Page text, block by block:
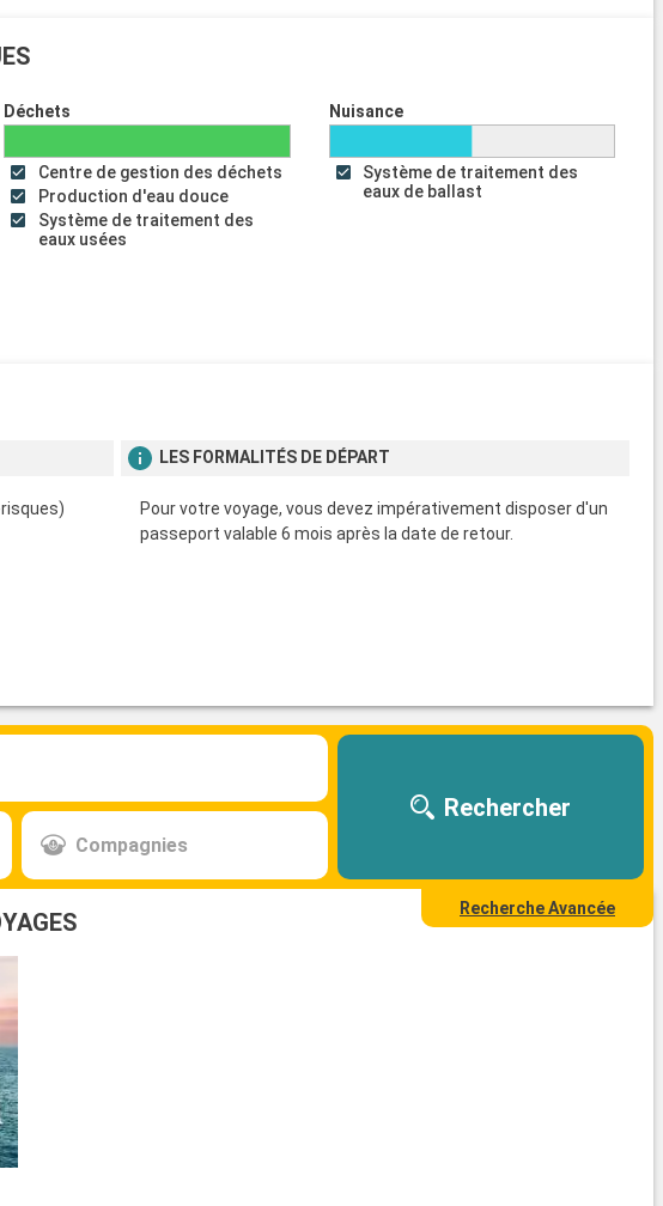
Déchets
Centre de gestion des déchets
Production d'eau douce
Système de traitement des
eaux usées
Nuisance
Système de traitement des
eaux de ballast
LES FORMALITÉS DE DÉPART
Pour votre voyage, vous devez impérativement disposer d'un
passeport valable 6 mois après la date de retour.
Compagnies
Rechercher
Recherche Avancée